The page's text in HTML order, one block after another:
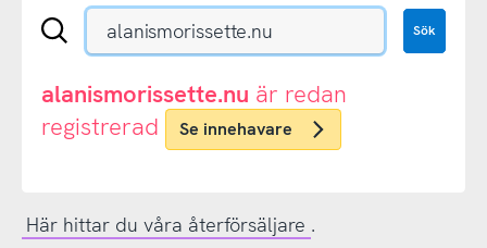
Sök
eller
domän
Sök
alanismorissette.nu är redan
registrerad
Se innehavare
Här hittar du våra återförsäljare .